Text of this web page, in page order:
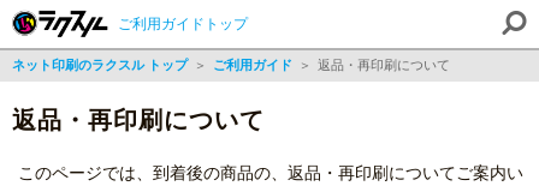
ご利用ガイドトップ
ネット印刷のラクスル トップ ＞ ご利用ガイド ＞ 返品・再印刷について
返品・再印刷について
このページでは、到着後の商品の、返品・再印刷についてご案内い